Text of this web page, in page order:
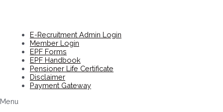
E-Recruitment Admin Login
Member Login
EPF Forms
EPF Handbook
Pensioner Life Certificate
Disclaimer
Payment Gateway
Menu